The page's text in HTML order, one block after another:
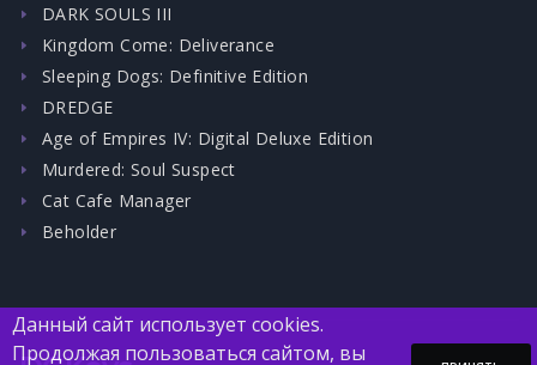
DARK SOULS III
Kingdom Come: Deliverance
Sleeping Dogs: Definitive Edition
DREDGE
Age of Empires IV: Digital Deluxe Edition
Murdered: Soul Suspect
Cat Cafe Manager
Beholder
Данный сайт использует cookies.
Продолжая пользоваться сайтом, вы